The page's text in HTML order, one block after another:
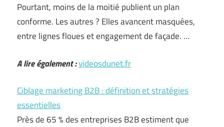
Pourtant, moins de la moitié publient un plan
conforme. Les autres ? Elles avancent masquées,
entre lignes floues et engagement de façade. …
A lire également :videosdunet.fr
Ciblage marketing B2B : définition et stratégies
essentielles
Près de 65 % des entreprises B2B estiment que